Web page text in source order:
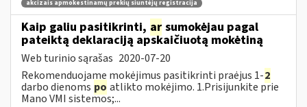
akcizais apmokestinamų prekių siuntėjų registracija
Kaip galiu pasitikrinti, ar sumokėjau pagal
pateiktą deklaraciją apskaičiuotą mokėtiną
Web turinio sąrašas 2020-07-20
Rekomenduojame mokėjimus pasitikrinti praėjus 1-2
darbo dienoms po atlikto mokėjimo. 1.Prisijunkite prie
Mano VMI sistemos;...